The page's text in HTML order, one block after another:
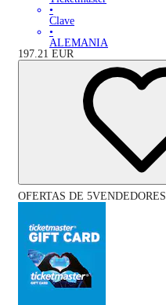
•
Clave
•
ALEMANIA
197.21 EUR
OFERTAS DE 5VENDEDORES